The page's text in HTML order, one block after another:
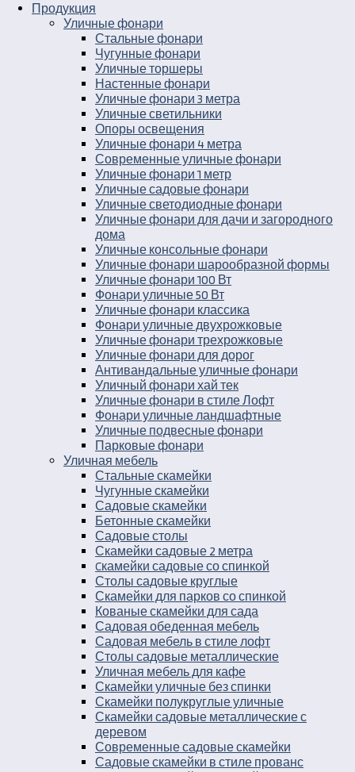
Продукция
Уличные фонари
Стальные фонари
Чугунные фонари
Уличные торшеры
Настенные фонари
Уличные фонари 3 метра
Уличные светильники
Опоры освещения
Уличные фонари 4 метра
Современные уличные фонари
Уличные фонари 1 метр
Уличные садовые фонари
Уличные светодиодные фонари
Уличные фонари для дачи и загородного
дома
Уличные консольные фонари
Уличные фонари шарообразной формы
Уличные фонари 100 Вт
Фонари уличные 50 Вт
Уличные фонари классика
Фонари уличные двухрожковые
Уличные фонари трехрожковые
Уличные фонари для дорог
Антивандальные уличные фонари
Уличный фонари хай тек
Уличные фонари в стиле Лофт
Фонари уличные ландшафтные
Уличные подвесные фонари
Парковые фонари
Уличная мебель
Стальные скамейки
Чугунные скамейки
Садовые скамейки
Бетонные скамейки
Садовые столы
Скамейки садовые 2 метра
Cкамейки садовые со спинкой
Столы садовые круглые
Скамейки для парков со спинкой
Кованые скамейки для сада
Садовая обеденная мебель
Садовая мебель в стиле лофт
Столы садовые металлические
Уличная мебель для кафе
Скамейки уличные без спинки
Скамейки полукруглые уличные
Скамейки садовые металлические с
деревом
Современные садовые скамейки
Садовые скамейки в стиле прованс